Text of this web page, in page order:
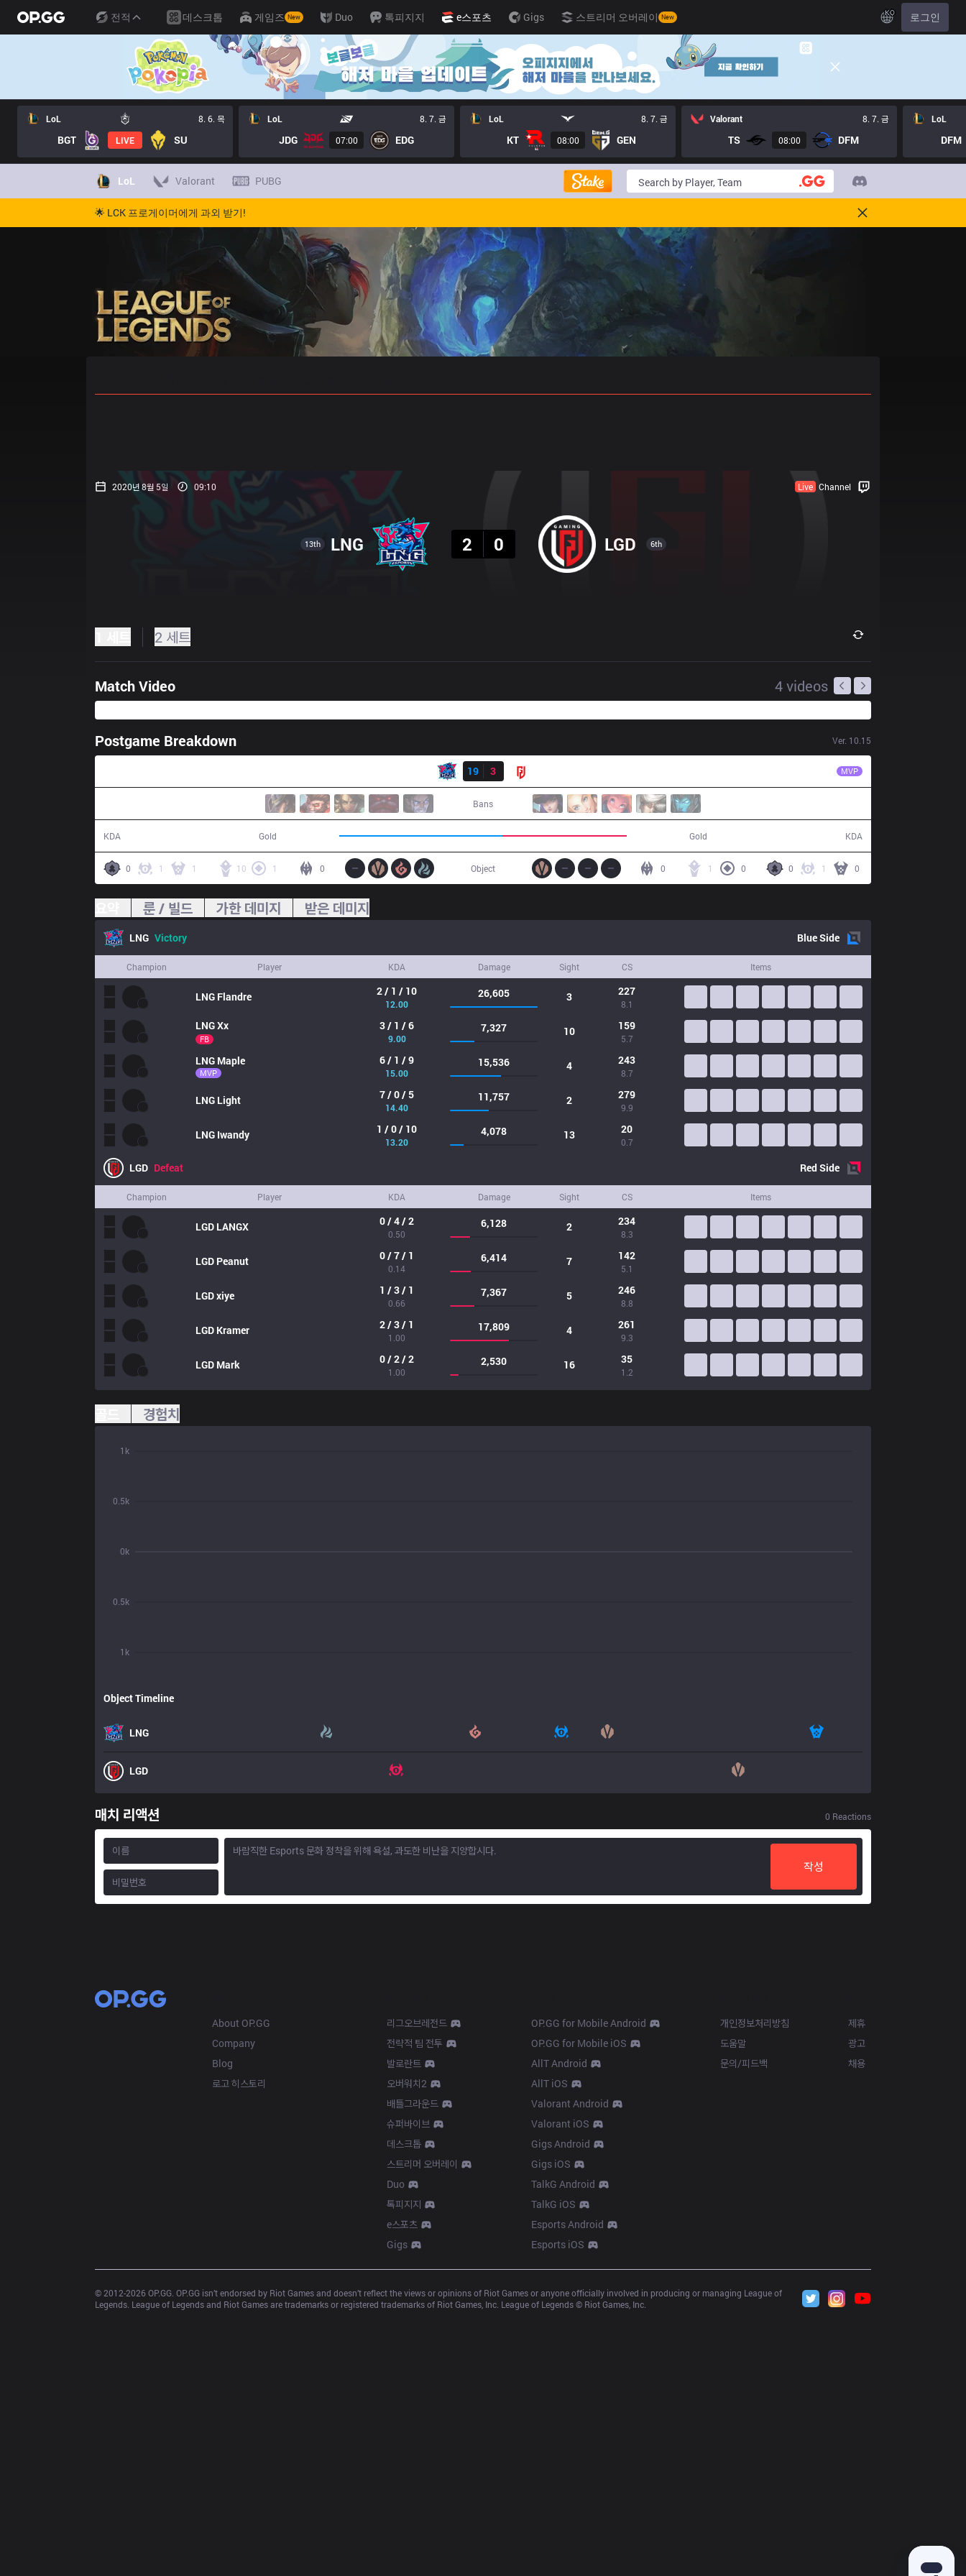
전적 데스크톱 게임즈 New Duo 톡피지지 e스포츠 Gigs 스트리머 오버레이 New KO 로그인
LoL 8. 6. 목
BGT LIVE SU
LoL 8. 7. 금
JDG 07:00 EDG
LoL 8. 7. 금
KT 08:00 GEN
Valorant 8. 7. 금
TS 08:00 DFM
LoL
DFM
LoL Valorant PUBG
🌟 LCK 프로게이머에게 과외 받기!
2020년 8월 5일 09:10 Live Channel
13th LNG
2
0 LGD 6th
2 세트
Match Video 4videos
Postgame Breakdown Ver. 10.15
19
3 MVP
Bans
KDA Gold Gold KDA
0 1 1 10 1 0 0 1 0
1 0
0
Object
룬 / 빌드 가한 데미지 받은 데미지
LNG Victory BlueSide
Champion Player KDA Damage Sight CS Items
LNG Flandre 2 / 1 / 10
12.00
26,605 3 227
8.1
LNGXx
FB
3 / 1 / 6
9.00
7,327 10 159
5.7
LNG Maple
MVP
6 / 1 / 9
15.00
15,536 4 243
8.7
LNG Light 7 / 0 / 5
14.40
11,757 2 279
9.9
LNG Iwandy 1 / 0 / 10
13.20
4,078 13 20
0.7
LGD Defeat RedSide
Champion Player KDA Damage Sight CS Items
LGD LANGX 0 / 4 / 2
0.50
6,128 2 234
8.3
LGD Peanut 0 / 7 / 1
0.14
6,414 7 142
5.1
LGDxiye 1 / 3 / 1
0.66
7,367 5 246
8.8
LGD Kramer 2 / 3 / 1
1.00
17,809 4 261
9.3
LGD Mark 0 / 2 / 2
1.00
2,530 16 35
1.2
경험치
1k
0.5k
0k
0.5k
1k
Object Timeline
LNG
LGD
매치 리액션 0 Reactions
작성
About OP.GG
Company
Blog
로고 히스토리
리그오브레전드
전략적 팀 전투
발로란트
오버워치2
배틀그라운드
슈퍼바이브
데스크톱
스트리머 오버레이
Duo
톡피지지
e스포츠
Gigs
OP.GG for Mobile Android
OP.GG for Mobile iOS
AllT Android
AllT iOS
Valorant Android
Valorant iOS
Gigs Android
Gigs iOS
TalkG Android
TalkG iOS
Esports Android
Esports iOS
개인정보처리방침
도움말
문의/피드백
제휴
광고
채용
© 2012-2026 OP.GG. OP.GG isn’t endorsed by Riot Games and doesn’t reflect the views or opinions of Riot Games or anyone officially involved in producing or managing League of
Legends. League of Legends and Riot Games are trademarks or registered trademarks of Riot Games, Inc. League of Legends © Riot Games, Inc.